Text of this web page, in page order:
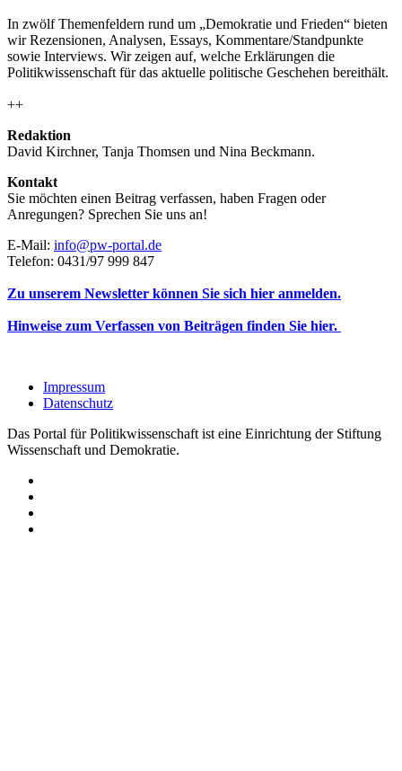
In zwölf Themenfeldern rund um „Demokratie und Frieden“ bieten
wir Rezensionen, Analysen, Essays, Kommentare/Standpunkte
sowie Interviews. Wir zeigen auf, welche Erklärungen die
Politikwissenschaft für das aktuelle politische Geschehen bereithält.
++
Redaktion
David Kirchner, Tanja Thomsen und Nina Beckmann.
Kontakt
Sie möchten einen Beitrag verfassen, haben Fragen oder
Anregungen? Sprechen Sie uns an!
E-Mail: info@pw-portal.de
Telefon: 0431/97 999 847
Zu unserem Newsletter können Sie sich hier anmelden.
Hinweise zum Verfassen von Beiträgen finden Sie hier.
Impressum
Datenschutz
Das Portal für Politikwissenschaft ist eine Einrichtung der Stiftung
Wissenschaft und Demokratie.